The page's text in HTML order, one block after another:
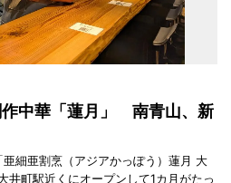
作中華「蓮月」 南青山、新
細亜割烹（アジアかっぽう）蓮月 大
井町駅近くにオープンして1カ月がたっ